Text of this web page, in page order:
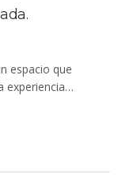
espacio que
experiencia…